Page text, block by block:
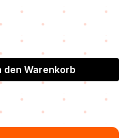
den Warenkorb